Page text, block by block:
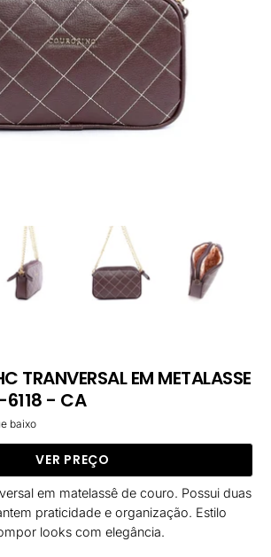
TRANVERSAL EM METALASSE
- CA
baixo
VER PREÇO
em matelassê de couro. Possui duas
praticidade e organização. Estilo
looks com elegância.